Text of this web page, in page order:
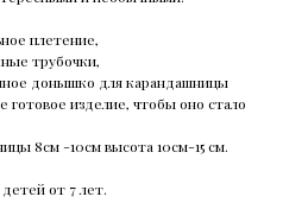
плетение,
трубочки,
донышко для карандашницы
готовое изделие, чтобы оно стало
8см -10см высота 10см-15 см.
от 7 лет.